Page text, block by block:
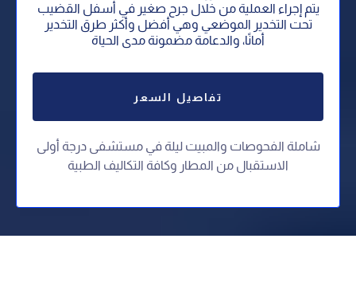
يتم إجراء العملية من خلال جرح صغير في أسفل القضيب
تحت التخدير الموضعي وهي أفضل وأكثر طرق التخدير
أمانًا، والدعامة مضمونة مدى الحياة
تفاصيل السعر
شاملة الفحوصات والمبيت ليلة في مستشفى درجة أولى
⁠الاستقبال من المطار وكافة التكاليف الطبية